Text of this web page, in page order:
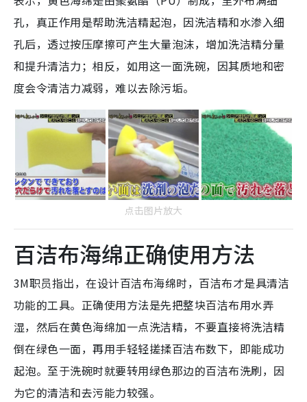
孔，真正作用是帮助洗洁精起泡，因洗洁精和水渗入细
孔后，透过按压摩擦可产生大量泡沫，增加洗洁精分量
和提升清洁力；相反，如用这一面洗碗，因其质地和密
度会令清洁力减弱，难以去除污垢。
点击图片放大
百洁布海绵正确使用方法
3M职员指出，在设计百洁布海绵时，百洁布才是具清洁
功能的工具。正确使用方法是先把整块百洁布用水弄
湿，然后在黄色海绵加一点洗洁精，不要直接将洗洁精
倒在绿色一面，再用手轻轻搓揉百洁布数下，即能成功
起泡。至于洗碗时就要转用绿色那边的百洁布洗刷，因
为它的清洁和去污能力较强。